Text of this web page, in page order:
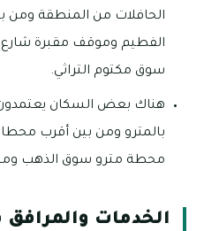
الحافلات من المنطقة ومن
الفطيم وموقف مقبرة
سوق مكتوم التراثي.
هناك بعض السكان يعتمدون
بالمترو ومن بين أقرب
محطة مترو سوق الذهب
الخدمات والمرافق